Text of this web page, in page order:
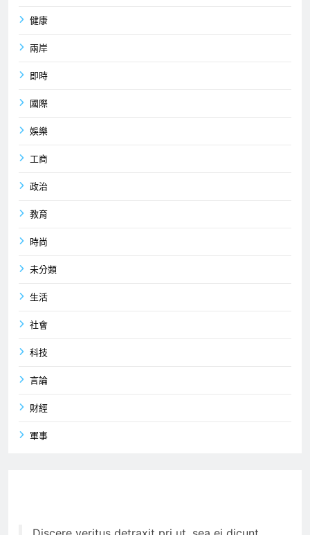
健康
兩岸
即時
國際
娛樂
工商
政治
教育
時尚
未分類
生活
社會
科技
言論
財經
軍事